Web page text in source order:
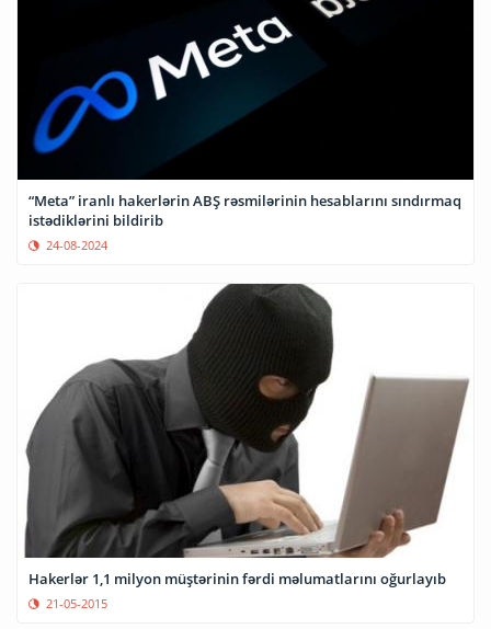
“Meta” iranlı hakerlərin ABŞ rəsmilərinin hesablarını sındırmaq
istədiklərini bildirib
24-08-2024
Hakerlər 1,1 milyon müştərinin fərdi məlumatlarını oğurlayıb
21-05-2015